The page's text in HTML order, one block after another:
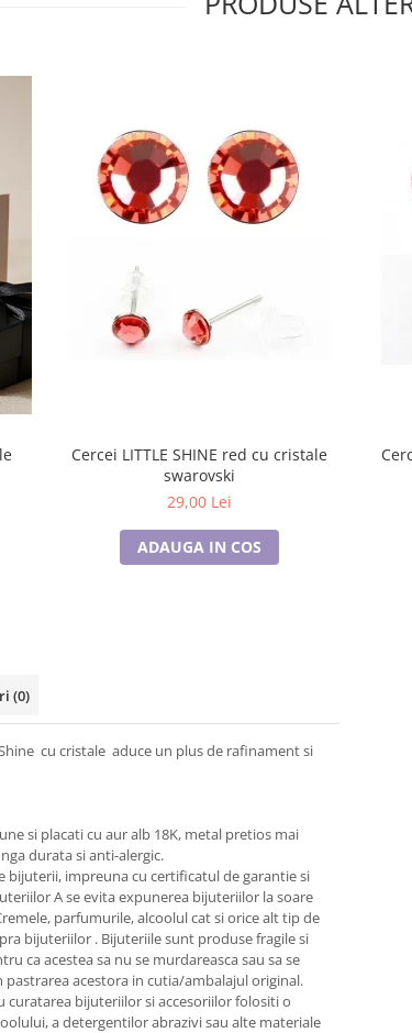
Cercei LITTLE SHINE red cu cristale
swarovski
29,00 Lei
ADAUGA IN COS
(0)
cu cristale aduce un plus de rafinament si
si placati cu aur alb 18K, metal pretios mai
durata si anti-alergic.
bijuterii, impreuna cu certificatul de garantie si
A se evita expunerea bijuteriilor la soare
parfumurile, alcoolul cat si orice alt tip de
bijuteriilor . Bijuteriile sunt produse fragile si
ca acestea sa nu se murdareasca sau sa se
acestora in cutia/ambalajul original.
bijuteriilor si accesoriilor folositi o
a detergentilor abrazivi sau alte materiale